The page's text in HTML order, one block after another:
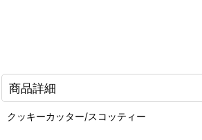
商品詳細
クッキーカッター/スコッティー